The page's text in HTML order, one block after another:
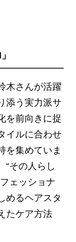
木さんが活躍
添う実力派サ
を前向きに捉
イルに合わせ
を集めていま
“その人らし
ェッショナ
めるヘアスタ
たケア方法